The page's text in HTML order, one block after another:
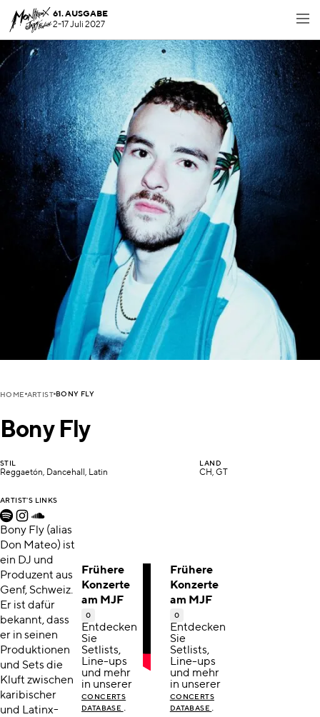
61. AUSGABE
2-17 Juli 2027
HOME ARTIST BONY FLY
Bony Fly
STIL
Reggaetón, Dancehall, Latin
LAND
CH, GT
ARTIST'S LINKS
Bony Fly (alias
Don Mateo) ist
ein DJ und
Produzent aus
Genf, Schweiz.
Er ist dafür
bekannt, dass
er in seinen
Produktionen
und Sets die
Kluft zwischen
karibischer
und Latinx-
Frühere
Konzerte
am MJF
0
Entdecken
Sie
Setlists,
Line-ups
und mehr
in unserer
CONCERTS
DATABASE .
Frühere
Konzerte
am MJF
0
Entdecken
Sie
Setlists,
Line-ups
und mehr
in unserer
CONCERTS
DATABASE .